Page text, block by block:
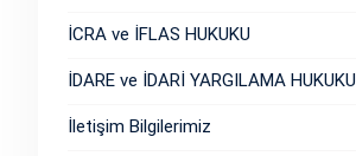
İCRA ve İFLAS HUKUKU
İDARE ve İDARİ YARGILAMA HUKUKU
İletişim Bilgilerimiz